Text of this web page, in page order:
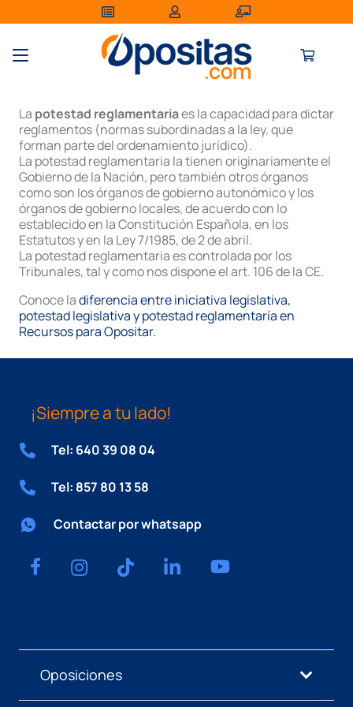
La potestad reglamentariaes la capacidad para dictar
reglamentos (normas subordinadas a la ley, que
forman parte del ordenamiento jurídico).
La potestad reglamentaria la tienen originariamente el
Gobierno de la Nación, pero también otros órganos
como son los órganos de gobierno autonómico y los
órganos de gobierno locales, de acuerdo con lo
establecido en la Constitución Española, en los
Estatutos y en la Ley 7/1985, de 2 de abril.
La potestad reglamentaria es controlada por los
Tribunales, tal y como nos dispone el art. 106 de la CE.
Conoce ladiferencia entre iniciativa legislativa,
potestad legislativa y potestad reglamentaría en
Recursos para Opositar.
¡Siempre a tu lado!
Tel: 640 39 08 04
Tel: 857 80 13 58
Contactar por whatsapp
Oposiciones